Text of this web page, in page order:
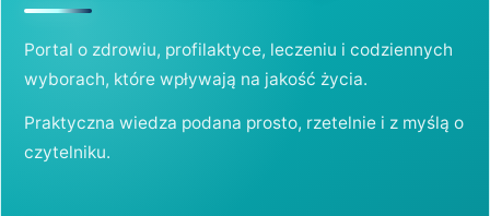
Portal o zdrowiu, profilaktyce, leczeniu i codziennych
wyborach, które wpływają na jakość życia.
Praktyczna wiedza podana prosto, rzetelnie i z myślą o
czytelniku.